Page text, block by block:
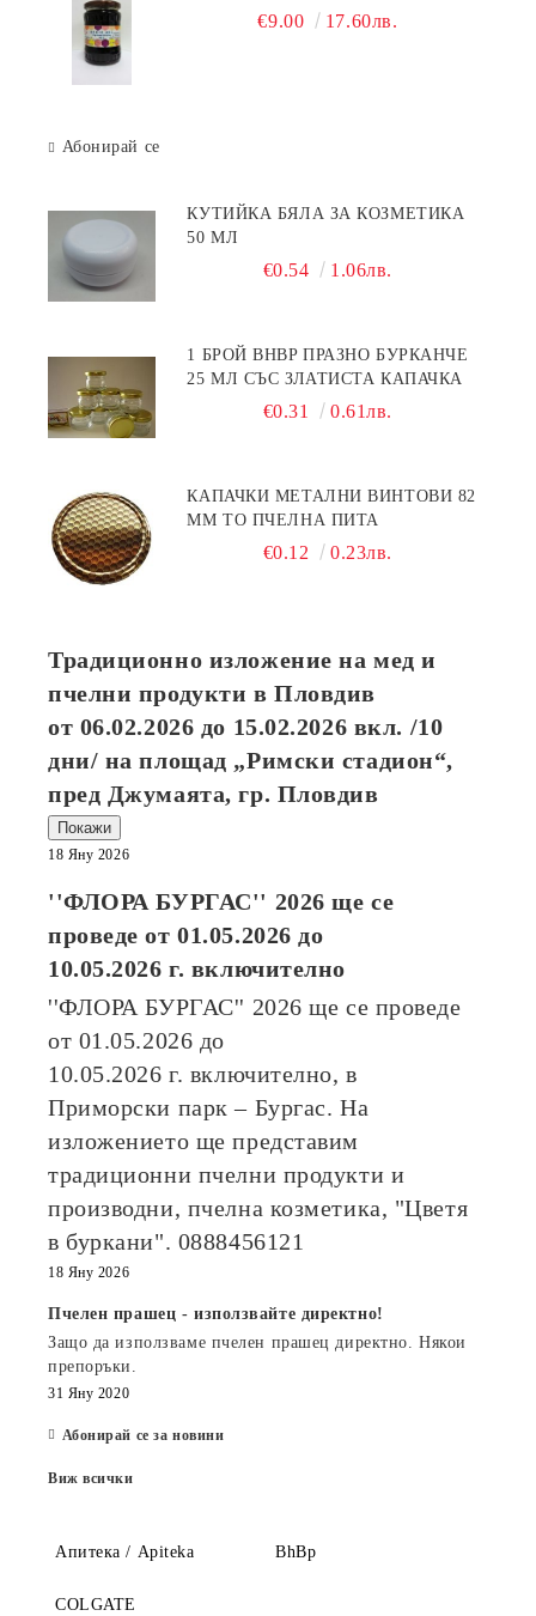
€9.00 17.60лв.
Абонирай се
КУТИЙКА БЯЛА ЗА КОЗМЕТИКА
50 МЛ
€0.54 1.06лв.
1 БРОЙ BHBP ПРАЗНО БУРКАНЧЕ
25 МЛ СЪС ЗЛАТИСТА КАПАЧКА
€0.31 0.61лв.
КАПАЧКИ МЕТАЛНИ ВИНТОВИ 82
ММ ТО ПЧЕЛНА ПИТА
€0.12 0.23лв.
Традиционно изложение на мед и
пчелни продукти в Пловдив
от 06.02.2026 до 15.02.2026 вкл. /10
дни/ на площад „Римски стадион“,
пред Джумаята, гр. Пловдив
Покажи
18 Яну 2026
''ФЛОРА БУРГАС'' 2026ще се
проведе от01.05.2026 до
10.05.2026 г. включително
''ФЛОРА БУРГАС'' 2026ще се проведе
от 01.05.2026 до
10.05.2026 г. включително, в
Приморски парк – Бургас. На
изложението ще представим
традиционни пчелни продукти и
производни, пчелна козметика, "Цветя
в буркани". 0888456121
18 Яну 2026
Пчелен прашец - използвайте директно!
Защо да използваме пчелен прашец директно. Някои
препоръки.
31 Яну 2020
Абонирай се за новини
Виж всички
Апитека / Apiteka BhBp
COLGATE